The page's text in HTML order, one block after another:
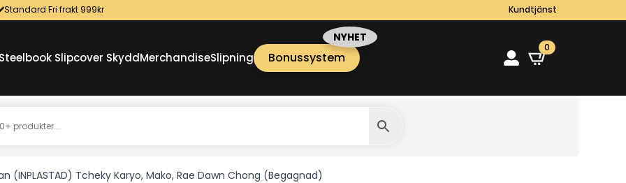
Standard Fri frakt 999kr Kundtjänst
Slipcover SkyddMerchandiseSlipning Bonussystem
0
(INPLASTAD) Tcheky Karyo, Mako, Rae Dawn Chong (Begagnad)